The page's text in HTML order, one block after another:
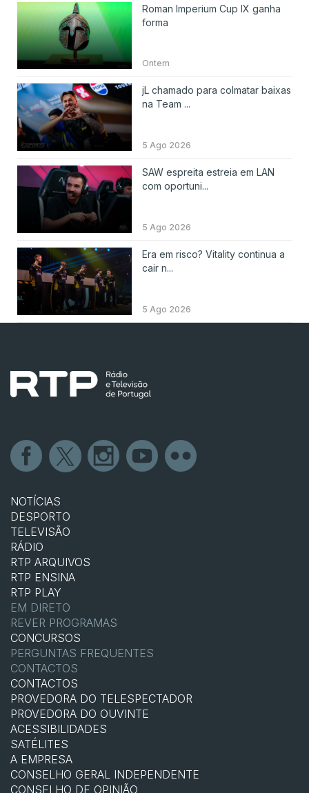
Roman Imperium Cup IX ganha
forma
Ontem
jL chamado para colmatar baixas
na Team ...
5 Ago 2026
SAW espreita estreia em LAN
com oportuni...
5 Ago 2026
Era em risco? Vitality continua a
cair n...
5 Ago 2026
NOTÍCIAS
DESPORTO
TELEVISÃO
RÁDIO
RTP ARQUIVOS
RTP ENSINA
RTP PLAY
EM DIRETO
REVER PROGRAMAS
CONCURSOS
PERGUNTAS FREQUENTES
CONTACTOS
CONTACTOS
PROVEDORA DO TELESPECTADOR
PROVEDORA DO OUVINTE
ACESSIBILIDADES
SATÉLITES
A EMPRESA
CONSELHO GERAL INDEPENDENTE
CONSELHO DE OPINIÃO